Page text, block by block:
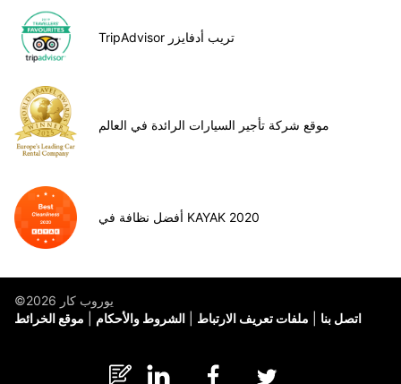
TripAdvisor تريب أدفايزر
موقع شركة تأجير السيارات الرائدة في العالم
أفضل نظافة في KAYAK 2020
©يوروب كار 2026
موقع الخرائط
الشروط والأحكام ملفات تعريف الارتباط اتصل بنا